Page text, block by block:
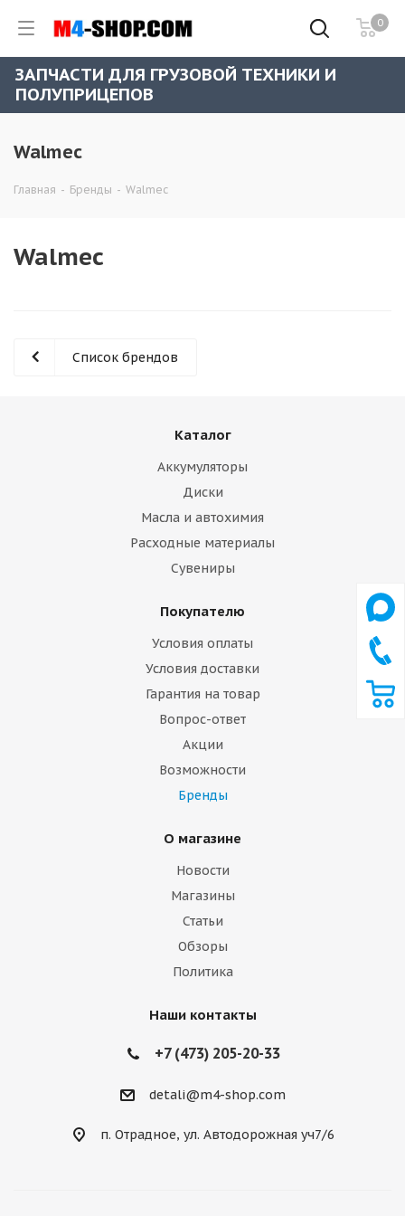
0
ЗАПЧАСТИ ДЛЯ ГРУЗОВОЙ ТЕХНИКИ И
ПОЛУПРИЦЕПОВ
Walmec
Главная - Бренды - Walmec
Walmec
Список брендов
Каталог
Аккумуляторы
Диски
Масла и автохимия
Расходные материалы
Сувениры
Покупателю
Условия оплаты
Условия доставки
Гарантия на товар
Вопрос-ответ
Акции
Возможности
Бренды
О магазине
Новости
Магазины
Статьи
Обзоры
Политика
Наши контакты
+7 (473) 205-20-33
detali@m4-shop.com
п. Отрадное, ул. Автодорожная уч7/6